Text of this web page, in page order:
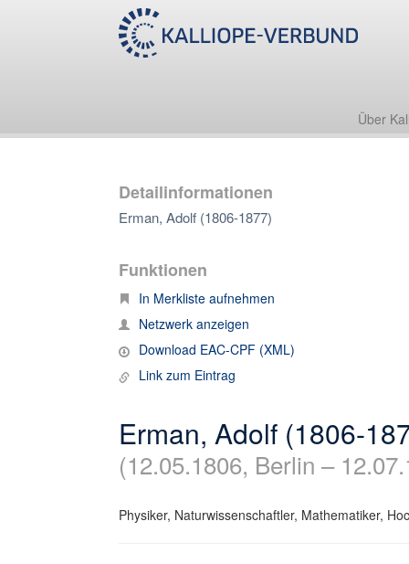
Über
Detailinformationen
Erman, Adolf (1806-1877)
Funktionen
In Merkliste aufnehmen
Netzwerk anzeigen
Download EAC-CPF (XML)
Link zum Eintrag
Erman, Adolf (1806-
(12.05.1806, Berlin –
Physiker, Naturwissenschaftler, Mathematiker,